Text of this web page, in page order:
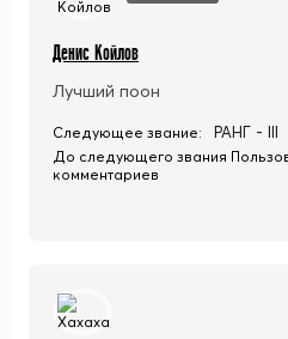
Денис Койлов
Лучший поон
Следующее звание: РАНГ - III
До следующего звания
комментариев